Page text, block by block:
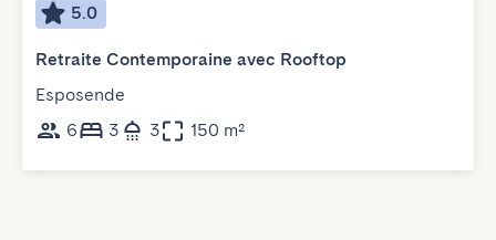
5.0
Retraite Contemporaine avec Rooftop
Esposende
6
3 3 150 m²